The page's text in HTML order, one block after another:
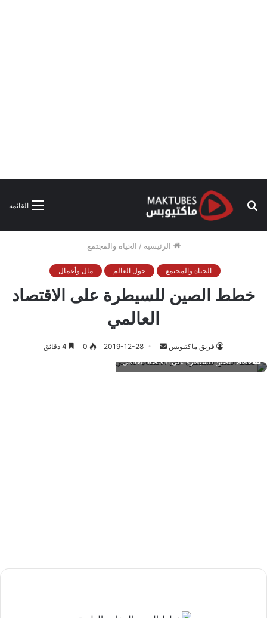
القائمة
بحث
الرئيسية / الحياة والمجتمع
الحياة والمجتمع حول العالم مال وأعمال
خطط الصين للسيطرة على الاقتصاد
العالمي
فريق ماكتيوبس
أرسل
إلكترونيا
2019-12-28
0
خطط الصين للسيطرة على الاقتصاد العالمي